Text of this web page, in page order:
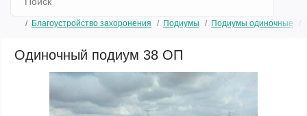
Благоустройство захоронения Подиумы Подиумы одиночные
Одиночный подиум 38 ОП